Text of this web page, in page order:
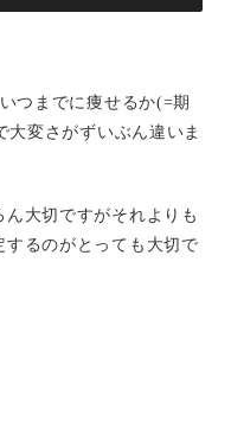
つまでに痩せるか(=期
変さがずいぶん違いま
大切ですがそれよりも
るのがとっても大切で